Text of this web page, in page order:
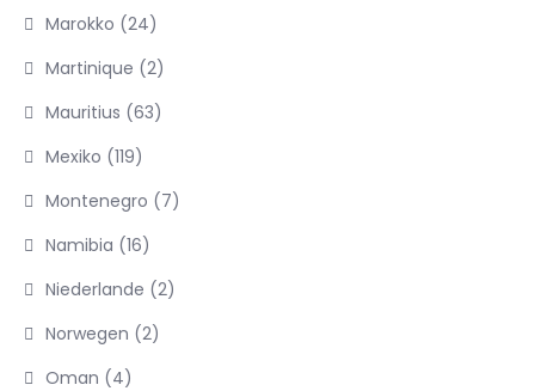
Marokko (24)
Martinique (2)
Mauritius (63)
Mexiko (119)
Montenegro (7)
Namibia (16)
Niederlande (2)
Norwegen (2)
Oman (4)